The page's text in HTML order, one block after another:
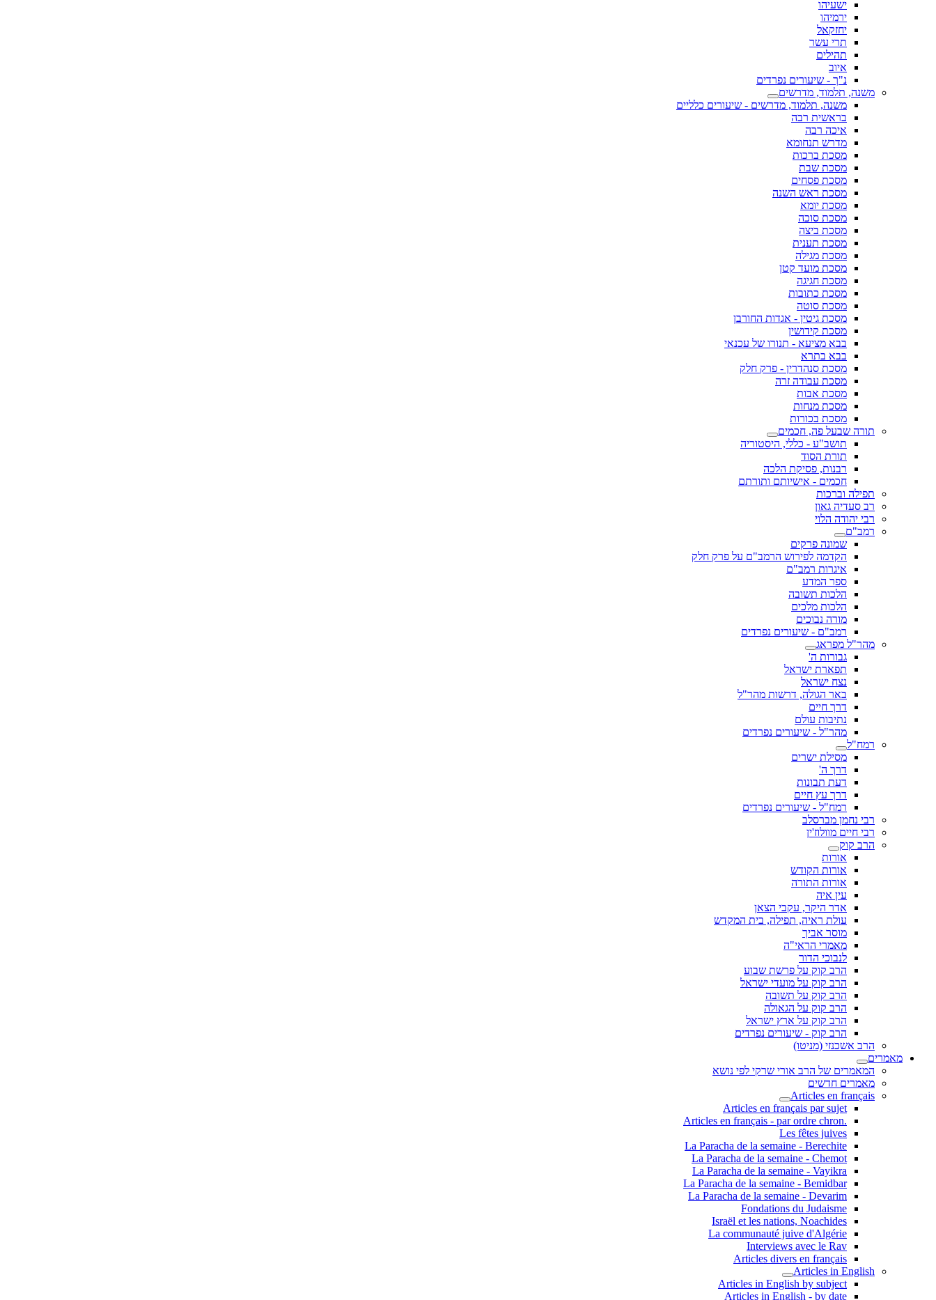
ישעיהו
ירמיהו
יחזקאל
תרי עשר
תהילים
איוב
נ"ך - שיעורים נפרדים
משנה, תלמוד, מדרשים
משנה, תלמוד, מדרשים - שיעורים כלליים
בראשית רבה
איכה רבה
מדרש תנחומא
מסכת ברכות
מסכת שבת
מסכת פסחים
מסכת ראש השנה
מסכת יומא
מסכת סוכה
מסכת ביצה
מסכת תענית
מסכת מגילה
מסכת מועד קטן
מסכת חגיגה
מסכת כתובות
מסכת סוטה
מסכת גיטין - אגדות החורבן
מסכת קידושין
בבא מציעא - תנורו של עכנאי
בבא בתרא
מסכת סנהדרין - פרק חלק
מסכת עבודה זרה
מסכת אבות
מסכת מנחות
מסכת בכורות
תורה שבעל פה, חכמים
תושב"ע - כללי, היסטוריה
תורת הסוד
רבנות, פסיקת הלכה
חכמים - אישיותם ותורתם
תפילה וברכות
רב סעדיה גאון
רבי יהודה הלוי
רמב"ם
שמונה פרקים
הקדמה לפירוש הרמב"ם על פרק חלק
איגרות רמב"ם
ספר המדע
הלכות תשובה
הלכות מלכים
מורה נבוכים
רמב"ם - שיעורים נפרדים
מהר"ל מפראג
גבורות ה'
תפארת ישראל
נצח ישראל
באר הגולה, דרשות מהר"ל
דרך חיים
נתיבות עולם
מהר"ל - שיעורים נפרדים
רמח"ל
מסילת ישרים
דרך ה'
דעת תבונות
דרך עץ חיים
רמח"ל - שיעורים נפרדים
רבי נחמן מברסלב
רבי חיים מוולוז'ין
הרב קוק
אורות
אורות הקודש
אורות התורה
עין איה
אדר היקר, עקבי הצאן
עולת ראיה, תפילה, בית המקדש
מוסר אביך
מאמרי הראי"ה
לנבוכי הדור
הרב קוק על פרשת שבוע
הרב קוק על מועדי ישראל
הרב קוק על תשובה
הרב קוק על הגאולה
הרב קוק על ארץ ישראל
הרב קוק - שיעורים נפרדים
הרב אשכנזי (מניטו)
מאמרים
המאמרים של הרב אורי שרקי לפי נושא
מאמרים חדשים
Articles en français
Articles en français par sujet
.Articles en français - par ordre chron
Les fêtes juives
La Paracha de la semaine - Berechite
La Paracha de la semaine - Chemot
La Paracha de la semaine - Vayikra
La Paracha de la semaine - Bemidbar
La Paracha de la semaine - Devarim
Fondations du Judaisme
Israël et les nations, Noachides
La communauté juive d'Algérie
Interviews avec le Rav
Articles divers en français
Articles in English
Articles in English by subject
Articles in English - by date